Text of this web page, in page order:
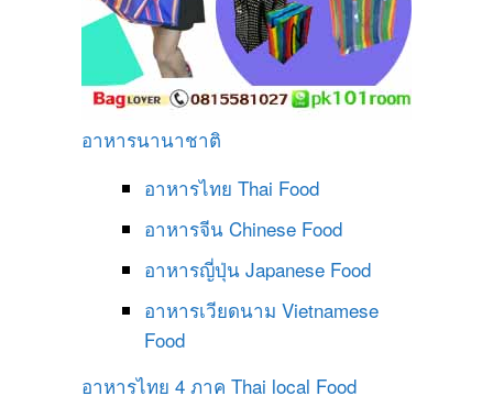
อาหารนานาชาติ
อาหารไทย Thai Food
อาหารจีน Chinese Food
อาหารญี่ปุ่น Japanese Food
อาหารเวียดนาม Vietnamese
Food
อาหารไทย 4 ภาค Thai local Food